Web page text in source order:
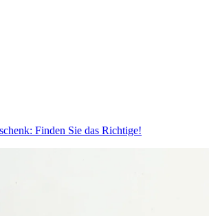
Finden Sie das Richtige!